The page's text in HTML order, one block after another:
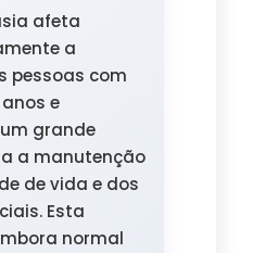
afeta
a
pessoas com
e
grande
a manutenção
de vida e dos
Esta
normal